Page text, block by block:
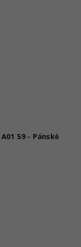
Trussardi sluneční brýle TSM9036 A01 59 - Pánské